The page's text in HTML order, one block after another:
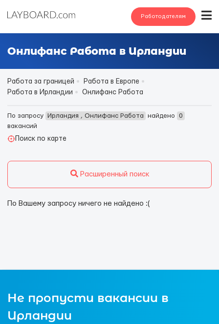
Работодателям
Онлифанс Работа в Ирландии
Работа за границей
Работа в Европе
Работа в Ирландии
Онлифанс Работа
По запросу Ирландия , Онлифанс Работа найдено
0
вакансий
Поиск по карте
Расширенный поиск
По Вашему запросу ничего не найдено :(
Не пропусти вакансии в
Ирландии